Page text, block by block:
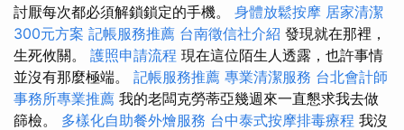
討厭每次都必須解鎖鎖定的手機。 身體放鬆按摩 居家清潔
300元方案 記帳服務推薦 台南徵信社介紹 發現就在那裡，
生死攸關。 護照申請流程 現在這位陌生人透露，也許事情
並沒有那麼極端。 記帳服務推薦 專業清潔服務 台北會計師
事務所專業推薦 我的老闆克勞蒂亞幾週來一直懇求我去做
篩檢。 多樣化自助餐外燴服務 台中泰式按摩排毒療程 我沒